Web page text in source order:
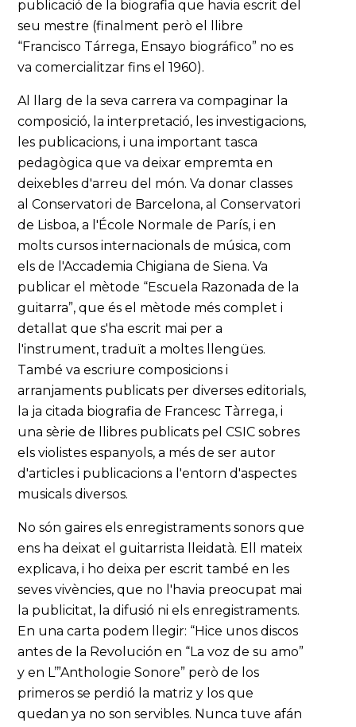
publicació de la biografia que havia escrit del
seu mestre (finalment però el llibre
“Francisco Tárrega, Ensayo biográfico” no es
va comercialitzar fins el 1960).
Al llarg de la seva carrera va compaginar la
composició, la interpretació, les investigacions,
les publicacions, i una important tasca
pedagògica que va deixar empremta en
deixebles d'arreu del món. Va donar classes
al Conservatori de Barcelona, al Conservatori
de Lisboa, a l'École Normale de París, i en
molts cursos internacionals de música, com
els de l'Accademia Chigiana de Siena. Va
publicar el mètode “Escuela Razonada de la
guitarra”, que és el mètode més complet i
detallat que s'ha escrit mai per a
l'instrument, traduït a moltes llengües.
També va escriure composicions i
arranjaments publicats per diverses editorials,
la ja citada biografia de Francesc Tàrrega, i
una sèrie de llibres publicats pel CSIC sobres
els violistes espanyols, a més de ser autor
d'articles i publicacions a l'entorn d'aspectes
musicals diversos.
No són gaires els enregistraments sonors que
ens ha deixat el guitarrista lleidatà. Ell mateix
explicava, i ho deixa per escrit també en les
seves vivències, que no l'havia preocupat mai
la publicitat, la difusió ni els enregistraments.
En una carta podem llegir: “Hice unos discos
antes de la Revolución en “La voz de su amo”
y en L’”Anthologie Sonore” però de los
primeros se perdió la matriz y los que
quedan ya no son servibles. Nunca tuve afán